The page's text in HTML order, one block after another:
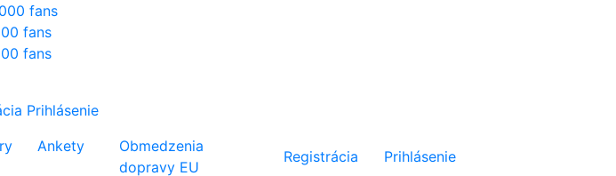
fans
fans
fans
Prihlásenie
Ankety
Obmedzenia
dopravy EU
Registrácia Prihlásenie